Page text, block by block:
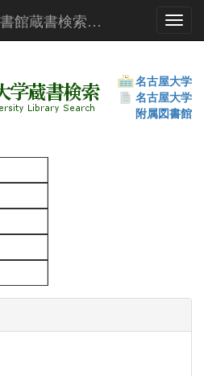
名古屋大学附属図書館蔵書検索（OPAC）
名古屋大学
名古屋大学
附属図書館